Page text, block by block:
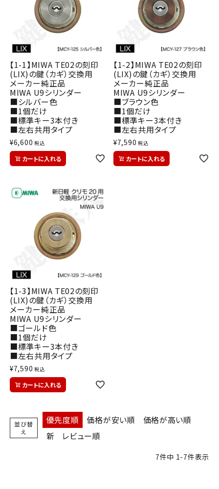
【1-1】MIWA TE02の刻印
(LIX)の鍵（カギ）交換用
メーカー純正品
MIWA U9シリンダー
■シルバー色
■1個だけ
■標準キー3本付き
■左右共用タイプ
¥6,600 税込
カートに入れる
【1-2】MIWA TE02の刻印
(LIX)の鍵（カギ）交換用
メーカー純正品
MIWA U9シリンダー
■ブラウン色
■1個だけ
■標準キー3本付き
■左右共用タイプ
¥7,590 税込
カートに入れる
【1-3】MIWA TE02の刻印
(LIX)の鍵（カギ）交換用
メーカー純正品
MIWA U9シリンダー
■ゴールド色
■1個だけ
■標準キー3本付き
■左右共用タイプ
¥7,590 税込
カートに入れる
並び替
え
優先度順 価格が安い順
価格が高い順
新
レビュー順
7件中 1-7件表示